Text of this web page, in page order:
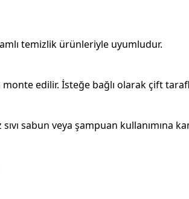
temizlik ürünleriyle uyumludur.
edilir. İsteğe bağlı olarak çift
sabun veya şampuan kullanımına